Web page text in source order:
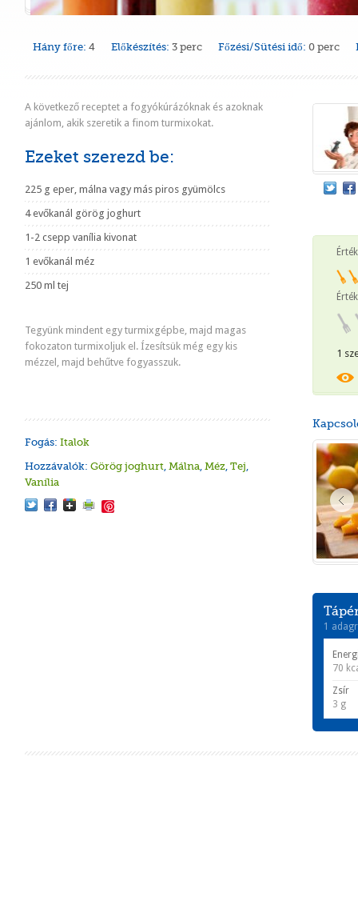
Hány főre: 4 Előkészítés: 3 perc Főzési/Sütési idő: 0 perc
A következő receptet a fogyókúrázóknak és azoknak
ajánlom, akik szeretik a finom turmixokat.
Ezeket szerezd be:
225 g eper, málna vagy más piros gyümölcs
4 evőkanál görög joghurt
1-2 csepp vanília kivonat
1 evőkanál méz
250 ml tej
Tegyünk mindent egy turmixgépbe, majd magas
fokozaton turmixoljuk el. Ízesítsük még egy kis
mézzel, majd behűtve fogyasszuk.
Fogás: Italok
Hozzávalók: Görög joghurt, Málna, Méz, Tej,
Vanília
1
1
70
Zsír
3 g